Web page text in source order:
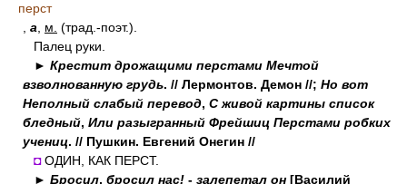
перст
а м. (трад.-поэт.).
Палец руки.
► Крестит дрожащими перстами Мечтой
взволнованную грудь. // Лермонтов. Демон //; Но вот
Неполный слабый перевод, С живой картины список
бледный, Или разыгранный Фрейшиц Перстами робких
учениц. // Пушкин. Евгений Онегин //
◘ОДИН, КАК ПЕРСТ.
► Бросил, бросил нас! - залепетал он [Василий